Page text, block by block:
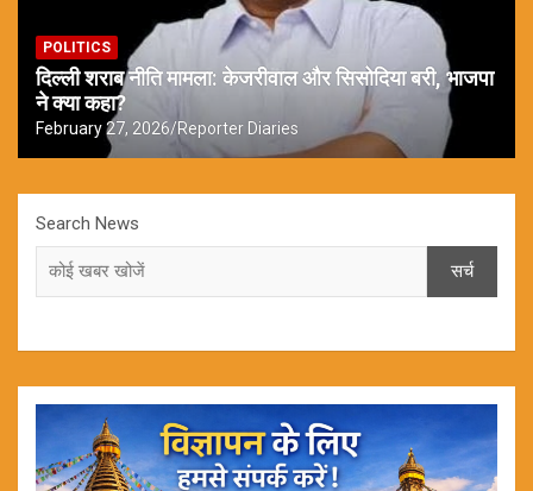
POLITICS
दिल्ली शराब नीति मामला: केजरीवाल और सिसोदिया बरी, भाजपा
ने क्या कहा?
February 27, 2026 Reporter Diaries
Search News
सर्च